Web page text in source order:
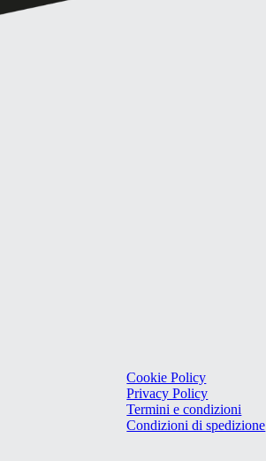
Cookie Policy
Privacy Policy
Termini e condizioni
Condizioni di spedizione